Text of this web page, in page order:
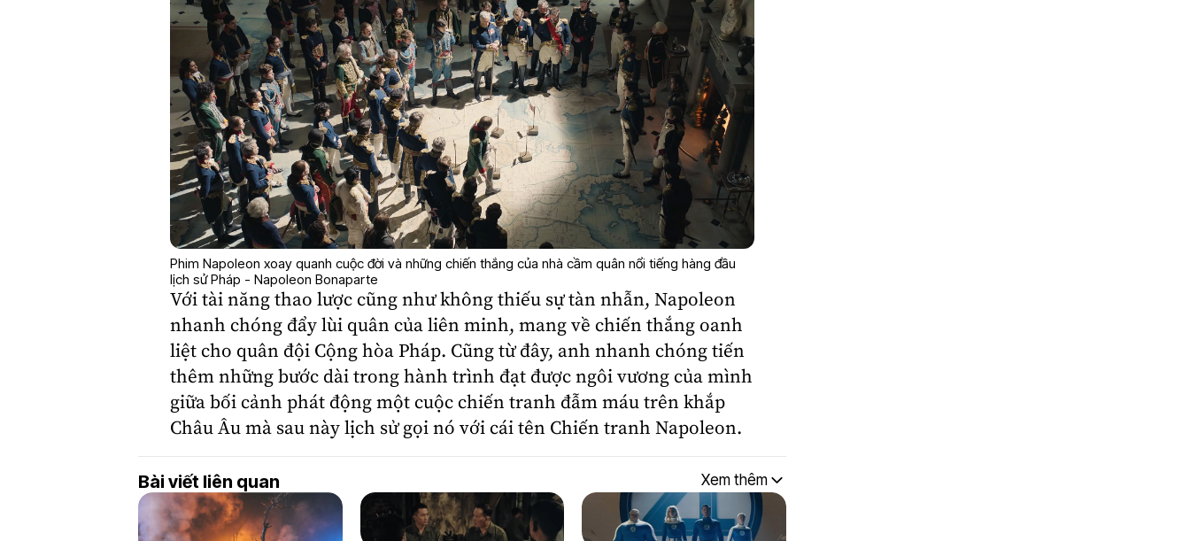
Phim Napoleon xoay quanh cuộc đời và những chiến thắng của nhà cầm quân nổi tiếng hàng đầu
lịch sử Pháp - Napoleon Bonaparte
Với tài năng thao lược cũng như không thiếu sự tàn nhẫn, Napoleon
nhanh chóng đẩy lùi quân của liên minh, mang về chiến thắng oanh
liệt cho quân đội Cộng hòa Pháp. Cũng từ đây, anh nhanh chóng tiến
thêm những bước dài trong hành trình đạt được ngôi vương của mình
giữa bối cảnh phát động một cuộcchiến tranh đẫm máu trên khắp
Châu Âu mà sau này lịch sử gọi nó với cái tên Chiến tranh Napoleon.
Bài viết liên quan Xem thêm